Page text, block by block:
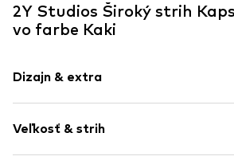
2Y Studios Široký strih
vo farbe Kaki
Dizajn & extra
Bavlna
Kapsy
Veľkosť & strih